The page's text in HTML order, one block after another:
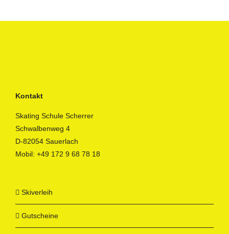
Kontakt
Skating Schule Scherrer
Schwalbenweg 4
D-82054 Sauerlach
Mobil: +49 172 9 68 78 18
Skiverleih
Gutscheine